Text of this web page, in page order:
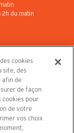
2h du matin
!
Contactez-nous :
légales
et Charte
cookies
site, des
afin de
de façon
cookies pour
de votre
vos choix